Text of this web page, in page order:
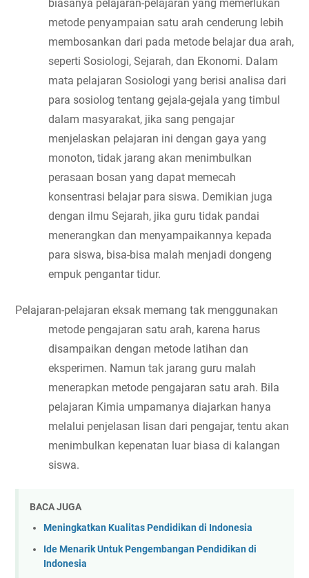
biasanya pelajaran-pelajaran yang memerlukan
metode penyampaian satu arah cenderung lebih
membosankan dari pada metode belajar dua arah,
seperti Sosiologi, Sejarah, dan Ekonomi. Dalam
mata pelajaran Sosiologi yang berisi analisa dari
para sosiolog tentang gejala-gejala yang timbul
dalam masyarakat, jika sang pengajar
menjelaskan pelajaran ini dengan gaya yang
monoton, tidak jarang akan menimbulkan
perasaan bosan yang dapat memecah
konsentrasi belajar para siswa. Demikian juga
dengan ilmu Sejarah, jika guru tidak pandai
menerangkan dan menyampaikannya kepada
para siswa, bisa-bisa malah menjadi dongeng
empuk pengantar tidur.
Pelajaran-pelajaran eksak memang tak menggunakan
metode pengajaran satu arah, karena harus
disampaikan dengan metode latihan dan
eksperimen. Namun tak jarang guru malah
menerapkan metode pengajaran satu arah. Bila
pelajaran Kimia umpamanya diajarkan hanya
melalui penjelasan lisan dari pengajar, tentu akan
menimbulkan kepenatan luar biasa di kalangan
siswa.
BACA JUGA
Meningkatkan Kualitas Pendidikan di Indonesia
Ide Menarik Untuk Pengembangan Pendidikan di
Indonesia